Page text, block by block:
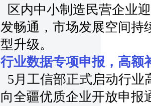
区内中小制造民营企业
发畅通，市场发展空间持
型升级。
行业数据专项申报，高额
5月工信部正式启动行业
向全疆优质企业开放申报